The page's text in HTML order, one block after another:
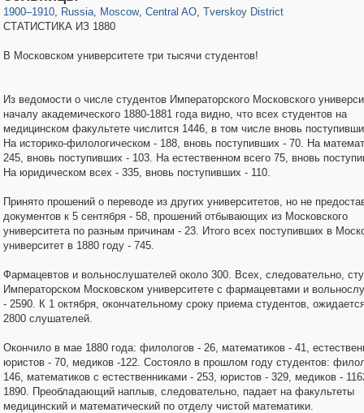
1900–1910, Russia, Moscow, Central AO, Tverskoy District
СТАТИСТИКА ИЗ 1880
В Московском университете три тысячи студентов!
Из ведомости о числе студентов Императорского Московского
началу академического 1880-1881 года видно, что всех студентов на
медицинском факультете числится 1446, в том числе вновь
На историко-филологическом - 188, вновь поступивших - 70. На
245, вновь поступивших - 103. На естественном всего 75, вновь
На юридическом всех - 335, вновь поступивших - 110.
Принято прошений о переводе из других университетов, но не
документов к 5 сентября - 58, прошений отбывающих из Московского
университета по разным причинам - 23. Итого всех поступивших в
университет в 1880 году - 745.
Фармацевтов и вольнослушателей около 300. Всех, следовательно,
Императорском Московском университете с фармацевтами и
- 2590. К 1 октября, окончательному сроку приема студентов,
2800 слушателей.
Окончило в мае 1880 года: филологов - 26, математиков - 41,
юристов - 70, медиков -122. Состояло в прошлом году студентов:
146, математиков с естественниками - 253, юристов - 329, медиков -
1890. Преобладающий наплыв, следовательно, падает на факультеты
медицинский и математический по отделу чистой математики.